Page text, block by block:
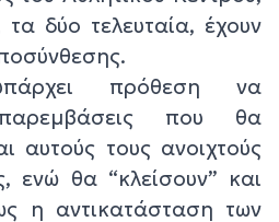
δύο τελευταία, έχουν
πρόθεση να
που θα
αυτούς τους ανοιχτούς
ενώ θα “κλείσουν” και
η αντικατάσταση των